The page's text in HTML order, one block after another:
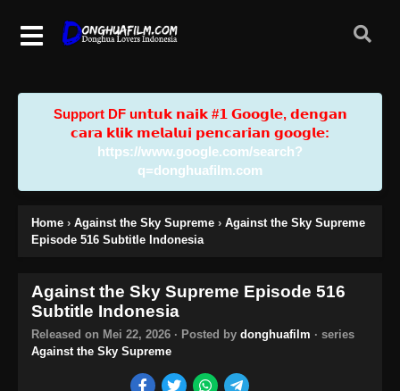
Support DF u𝗻𝘁𝘂𝗸 𝗻𝗮𝗶𝗸 #𝟭 𝗚𝗼𝗼𝗴𝗹𝗲, 𝗱𝗲𝗻𝗴𝗮𝗻
𝗰𝗮𝗿𝗮 𝗸𝗹𝗶𝗸 𝗺𝗲𝗹𝗮𝗹𝘂𝗶 𝗽𝗲𝗻𝗰𝗮𝗿𝗶𝗮𝗻 𝗴𝗼𝗼𝗴𝗹𝗲:
https://www.google.com/search?
q=donghuafilm.com
Home › Against the Sky Supreme › Against the Sky Supreme
Episode 516 Subtitle Indonesia
Against the Sky Supreme Episode 516
Subtitle Indonesia
Released on Mei 22, 2026 · Posted by donghuafilm · series
Against the Sky Supreme